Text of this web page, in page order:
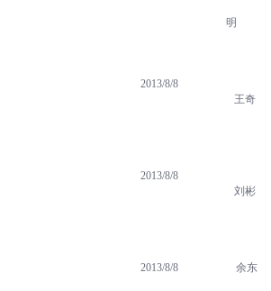
明
2013/8/8
王奇
2013/8/8
刘彬
2013/8/8 余东